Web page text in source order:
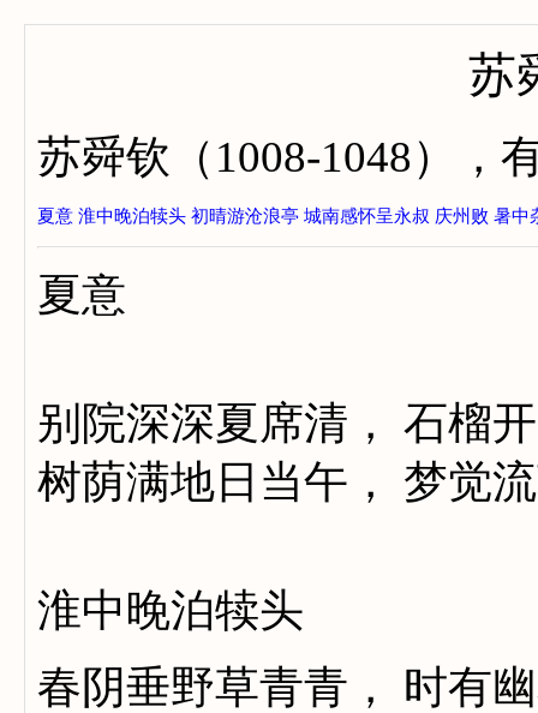
苏
苏舜钦（1008-1048），
夏意 淮中晚泊犊头 初晴游沧浪亭 城南感怀呈永叔 庆州败 暑中
夏意
别院深深夏席清， 石榴
树荫满地日当午， 梦觉
淮中晚泊犊头
春阴垂野草青青， 时有